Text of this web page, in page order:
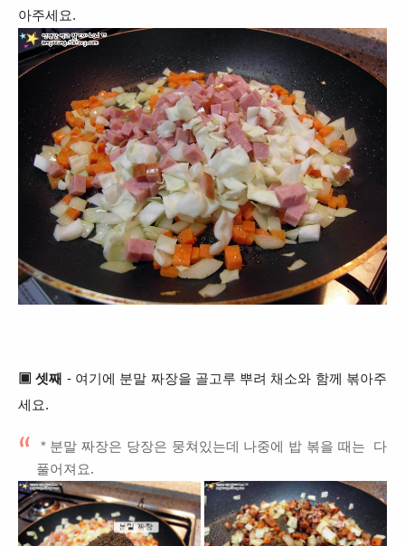
아주세요.
▣ 셋째 - 여기에 분말 짜장을 골고루 뿌려 채소와 함께 볶아주
세요.
* 분말 짜장은 당장은 뭉쳐있는데 나중에 밥 볶을 때는 다
풀어져요.